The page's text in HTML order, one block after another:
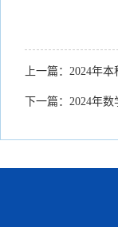
上一篇： 2024年
下一篇： 2024年